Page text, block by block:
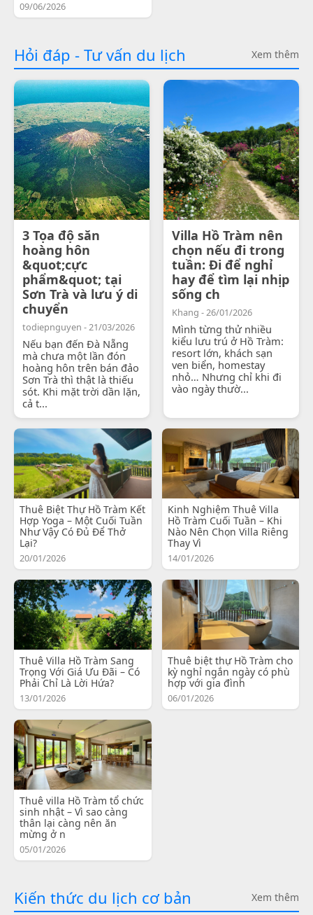
09/06/2026
Hỏi đáp - Tư vấn du lịch Xem thêm
3 Tọa độ săn
hoàng hôn
&quot;cực
phẩm&quot; tại
Sơn Trà và lưu ý di
chuyển
todiepnguyen - 21/03/2026
Nếu bạn đến Đà Nẵng
mà chưa một lần đón
hoàng hôn trên bán đảo
Sơn Trà thì thật là thiếu
sót. Khi mặt trời dần lặn,
cả t...
Villa Hồ Tràm nên
chọn nếu đi trong
tuần: Đi để nghỉ
hay để tìm lại nhịp
sống ch
Khang - 26/01/2026
Mình từng thử nhiều
kiểu lưu trú ở Hồ Tràm:
resort lớn, khách sạn
ven biển, homestay
nhỏ… Nhưng chỉ khi đi
vào ngày thườ...
Thuê Biệt Thự Hồ Tràm Kết
Hợp Yoga – Một Cuối Tuần
Như Vậy Có Đủ Để Thở
Lại?
20/01/2026
Kinh Nghiệm Thuê Villa
Hồ Tràm Cuối Tuần – Khi
Nào Nên Chọn Villa Riêng
Thay Vì
14/01/2026
Thuê Villa Hồ Tràm Sang
Trọng Với Giá Ưu Đãi – Có
Phải Chỉ Là Lời Hứa?
13/01/2026
Thuê biệt thự Hồ Tràm cho
kỳ nghỉ ngắn ngày có phù
hợp với gia đình
06/01/2026
Thuê villa Hồ Tràm tổ chức
sinh nhật – Vì sao càng
thân lại càng nên ăn
mừng ở n
05/01/2026
Kiến thức du lịch cơ bản Xem thêm